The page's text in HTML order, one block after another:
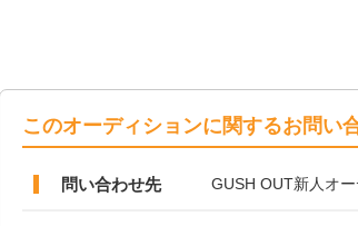
このオーディションに関するお問い
問い合わせ先 GUSH OUT新人オ